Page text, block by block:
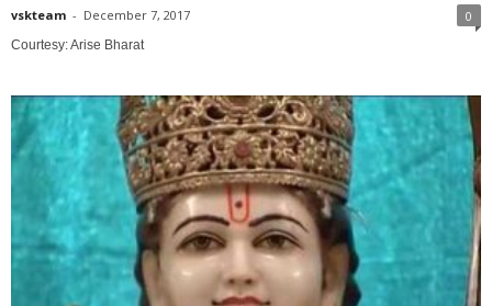
vskteam - December 7, 2017 0
Courtesy: Arise Bharat